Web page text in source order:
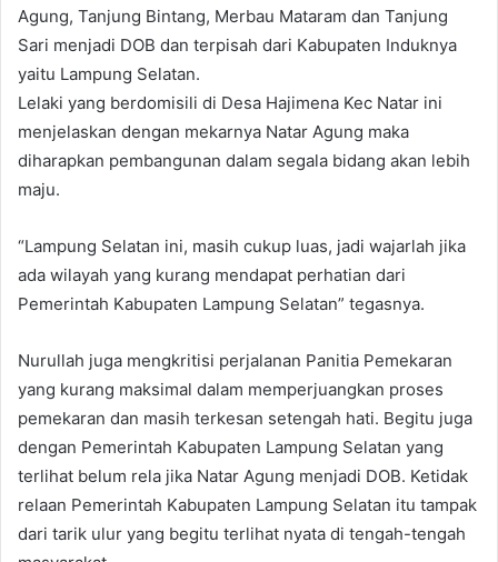
Agung, Tanjung Bintang, Merbau Mataram dan Tanjung
Sari menjadi DOB dan terpisah dari Kabupaten Induknya
yaitu Lampung Selatan.
Lelaki yang berdomisili di Desa Hajimena Kec Natar ini
menjelaskan dengan mekarnya Natar Agung maka
diharapkan pembangunan dalam segala bidang akan lebih
maju.
“Lampung Selatan ini, masih cukup luas, jadi wajarlah jika
ada wilayah yang kurang mendapat perhatian dari
Pemerintah Kabupaten Lampung Selatan” tegasnya.
Nurullah juga mengkritisi perjalanan Panitia Pemekaran
yang kurang maksimal dalam memperjuangkan proses
pemekaran dan masih terkesan setengah hati. Begitu juga
dengan Pemerintah Kabupaten Lampung Selatan yang
terlihat belum rela jika Natar Agung menjadi DOB. Ketidak
relaan Pemerintah Kabupaten Lampung Selatan itu tampak
dari tarik ulur yang begitu terlihat nyata di tengah-tengah